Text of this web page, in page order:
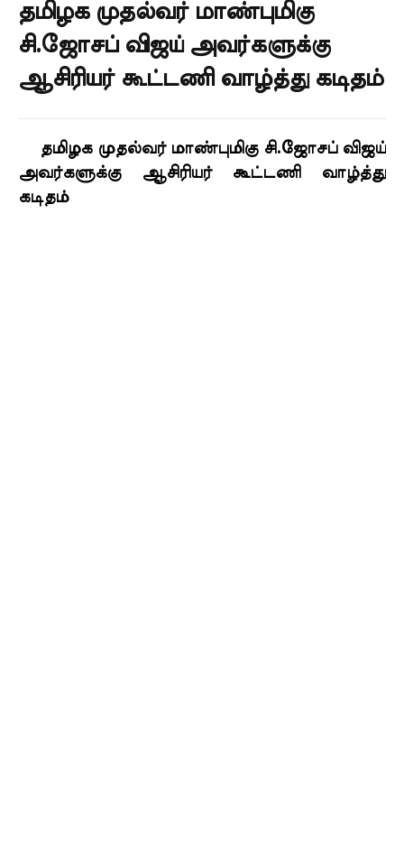
தமிழக முதல்வர் மாண்புமிகு
சி.ஜோசப் விஜய் அவர்களுக்கு
ஆசிரியர் கூட்டணி வாழ்த்து கடிதம்
தமிழக முதல்வர் மாண்புமிகு சி.ஜோசப் விஜய்
அவர்களுக்கு ஆசிரியர் கூட்டணி வாழ்த்து
கடிதம்